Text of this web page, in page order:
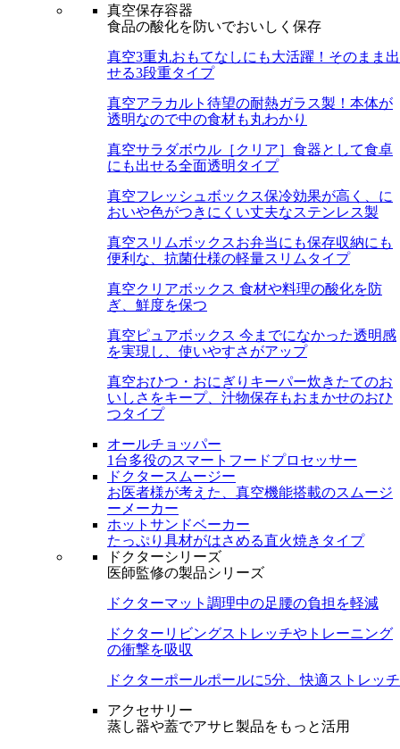
真空保存容器
食品の酸化を防いでおいしく保存
真空3重丸おもてなしにも大活躍！そのまま出
せる3段重タイプ
真空アラカルト 待望の耐熱ガラス製！本体が
透明なので中の食材も丸わかり
真空サラダボウル［クリア］ 食器として食卓
にも出せる全面透明タイプ
真空フレッシュボックス保冷効果が高く、に
おいや色がつきにくい丈夫なステンレス製
真空スリムボックスお弁当にも保存収納にも
便利な、抗菌仕様の軽量スリムタイプ
真空クリアボックス 食材や料理の酸化を防
ぎ、鮮度を保つ
真空ピュアボックス 今までになかった透明感
を実現し、使いやすさがアップ
真空おひつ・おにぎりキーパー炊きたてのお
いしさをキープ、汁物保存もおまかせのおひ
つタイプ
オールチョッパー
1台多役のスマートフードプロセッサー
ドクタースムージー
お医者様が考えた、真空機能搭載のスムージ
ーメーカー
ホットサンドベーカー
たっぷり具材がはさめる直火焼きタイプ
ドクターシリーズ
医師監修の製品シリーズ
ドクターマット 調理中の足腰の負担を軽減
ドクターリビングストレッチやトレーニング
の衝撃を吸収
ドクターポールポールに5分、快適ストレッチ
アクセサリー
蒸し器や蓋でアサヒ製品をもっと活用